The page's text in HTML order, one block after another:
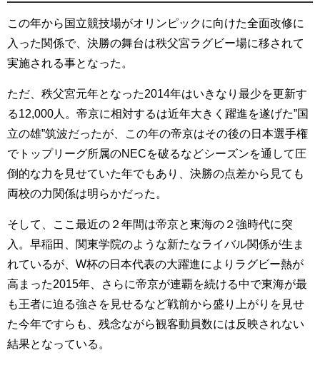
この年から国立競技場がオリンピックに向けた全面改修に
入った関係で、決勝の舞台は秩父宮ラグビー場に移されて
実施される事となった。
ただ、秩父宮元年となった2014年はいきなり最少を更新す
る12,000人。帝京に相対するは近年大きく躍進を遂げた”国
立の雄”筑波だったが、この年の帝京はその後の日本選手権
でトップリーグ所属のNECを破るなどシーズンを通して圧
倒的な力を見せていた年でもあり、決勝の点差から見ても
両校の力関係は明らかだった。
そして、ここ最近の２年間は帝京と東海の２強時代に突
入。早稲田、関東学院のような新たなライバル関係が生ま
れているが、W杯の日本代表の大躍進によりラグビー熱が
高まった2015年、さらに帝京が連覇を続ける中で東海が最
も王者に迫る強さを見せるなど戦前から盛り上がりを見せ
た今年ですらも、残念ながら観客動員数には反映されない
結果となっている。